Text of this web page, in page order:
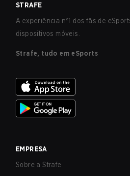
STRAFE
A experiência nº1 dos fãs de
dispositivos móveis.
Strafe, tudo em eSports
EMPRESA
Sobre a Strafe